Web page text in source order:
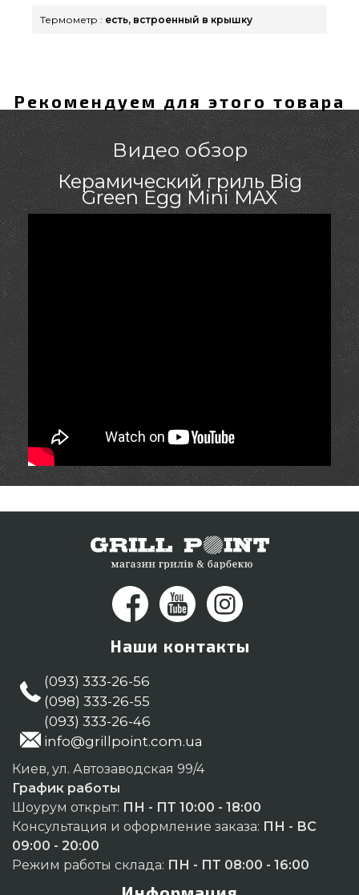
Термометр : есть, встроенный в крышку
Рекомендуем для этого товара
Видео обзор
Керамический гриль Big
Green Egg Mini MAX
Наши контакты
(093) 333-26-56
(098) 333-26-55
(093) 333-26-46
info@grillpoint.com.ua
Киев, ул. Автозаводская 99/4
График работы
Шоурум открыт: ПН - ПТ 10:00 - 18:00
Консультация и оформление заказа: ПН - ВС
09:00 - 20:00
Режим работы склада: ПН - ПТ 08:00 - 16:00